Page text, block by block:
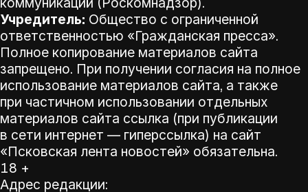
Учредитель: Общество с ограниченной
ответственностью «Гражданская пресса».
Полное копирование материалов сайта
запрещено. При получении согласия на полное
использование материалов сайта, а также
при частичном использовании отдельных
материалов сайта ссылка (при публикации
в сети интернет — гиперссылка) на сайт
«Псковская лента новостей» обязательна.
18 +
Адрес редакции: